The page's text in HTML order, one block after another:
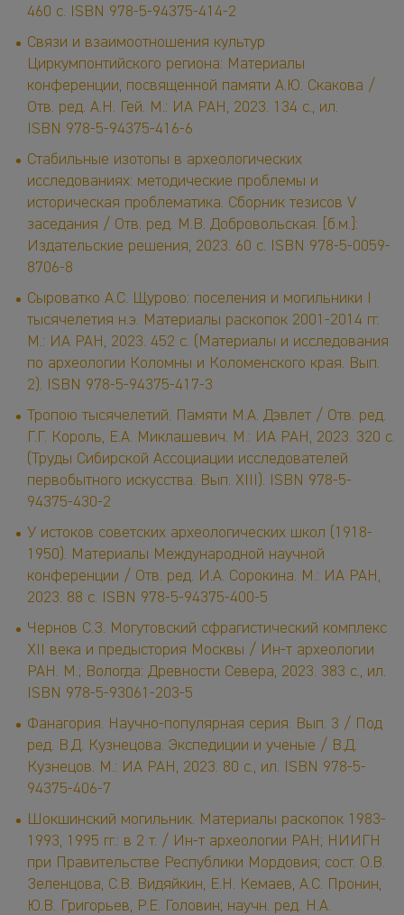
460 с. ISBN 978-5-94375-414-2
Связи и взаимоотношения культур
Циркумпонтийского региона: Материалы
конференции, посвященной памяти А.Ю. Скакова /
Отв. ред. А.Н. Гей. М.: ИА РАН, 2023. 134 с., ил.
ISBN 978-5-94375-416-6
Стабильные изотопы в археологических
исследованиях: методические проблемы и
историческая проблематика. Сборник тезисов V
заседания / Отв. ред. М.В. Добровольская. [б.м.]:
Издательские решения, 2023. 60 с. ISBN 978-5-0059-
8706-8
Сыроватко А.С. Щурово: поселения и могильники I
тысячелетия н.э. Материалы раскопок 2001-2014 гг.
М.: ИА РАН, 2023. 452 с. (Материалы и исследования
по археологии Коломны и Коломенского края. Вып.
2). ISBN 978-5-94375-417-3
Тропою тысячелетий. Памяти М.А. Дэвлет / Отв. ред.
Г.Г. Король, Е.А. Миклашевич. М.: ИА РАН, 2023. 320 с.
(Труды Сибирской Ассоциации исследователей
первобытного искусства. Вып. XIII). ISBN 978-5-
94375-430-2
У истоков советских археологических школ (1918-
1950). Материалы Международной научной
конференции / Отв. ред. И.А. Сорокина. М.: ИА РАН,
2023. 88 с. ISBN 978-5-94375-400-5
Чернов С.З. Могутовский сфрагистический комплекс
XII века и предыстория Москвы / Ин-т археологии
РАН. М.; Вологда: Древности Севера, 2023. 383 с., ил.
ISBN 978-5-93061-203-5
Фанагория. Научно-популярная серия. Вып. 3 / Под
ред. В.Д. Кузнецова. Экспедиции и ученые / В.Д.
Кузнецов. М.: ИА РАН, 2023. 80 с., ил. ISBN 978-5-
94375-406-7
Шокшинский могильник. Материалы раскопок 1983-
1993, 1995 гг.: в 2 т. / Ин-т археологии РАН; НИИГН
при Правительстве Республики Мордовия; сост. О.В.
Зеленцова, С.В. Видяйкин, Е.Н. Кемаев, А.С. Пронин,
Ю.В. Григорьев, Р.Е. Головин; научн. ред. Н.А.